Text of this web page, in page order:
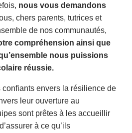
nous vous demandons
chers parents, tutrices et
de nos communautés,
compréhension ainsi que
nous puissions
réussie.
envers la résilience de
leur ouverture au
sont prêtes à les accueillir
à ce qu’ils